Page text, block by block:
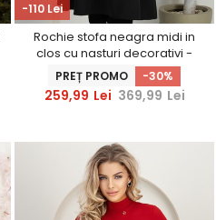
-110 Lei
Rochie stofa neagra midi in
clos cu nasturi decorativi -
StarShinerS
PREȚ PROMO -30%
259,99 Lei 369,99 Lei